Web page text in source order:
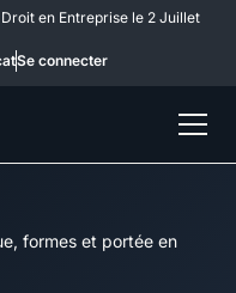
en Entreprise le 2 Juillet
Se connecter
formes et portée en